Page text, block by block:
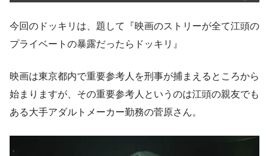
今回のドッキリは、題して『映画のストリーが全て江頭の
プライベートの暴露だったらドッキリ』
映画は東京都内で重要参考人を刑事が捕まえるところから
始まりますが、その重要参考人というのは江頭の親友でも
ある大手アダルトメーカー勤務の菅原さん。